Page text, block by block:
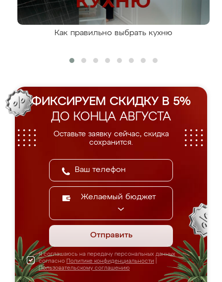
Как правильно выбрать кухню
ФИКСИРУЕМ СКИДКУ В 5%
ДО КОНЦА АВГУСТА
Оставьте заявку сейчас, скидка
сохранится.
Желаемый бюджет
Отправить
Я соглашаюсь на передачу персональных данных
согласно Политике конфиденциальности
Пользовательскому соглашению